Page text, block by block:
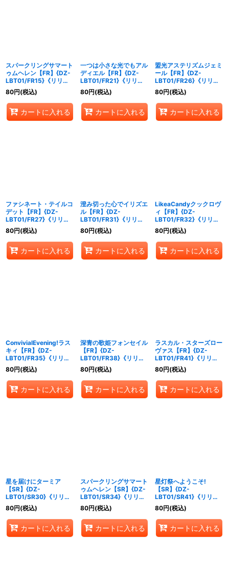
スパークリングサマート
ゥムヘレン【FR】{DZ-
LBT01/FR15}《リリカ
ルモナステリオ》
80円(税込)
カートに入れる
一つは小さな光でもアル
ディエル【FR】{DZ-
LBT01/FR21}《リリカ
ルモナステリオ》
80円(税込)
カートに入れる
盟光アステリズムジェミ
ール【FR】{DZ-
LBT01/FR26}《リリカ
ルモナステリオ》
80円(税込)
カートに入れる
ファシネート・テイルコ
デット【FR】{DZ-
LBT01/FR27}《リリカ
ルモナステリオ》
80円(税込)
カートに入れる
澄み切った心でイリズエ
ル【FR】{DZ-
LBT01/FR31}《リリカ
ルモナステリオ》
80円(税込)
カートに入れる
LikeaCandyクックロヴ
ィ【FR】{DZ-
LBT01/FR32}《リリカ
ルモナステリオ》
80円(税込)
カートに入れる
ConvivialEvening!ラス
キィ【FR】{DZ-
LBT01/FR35}《リリカ
ルモナステリオ》
80円(税込)
カートに入れる
深青の歌姫フォンセイル
【FR】{DZ-
LBT01/FR38}《リリカ
ルモナステリオ》
80円(税込)
カートに入れる
ラスカル・スターズロー
ヴァス【FR】{DZ-
LBT01/FR41}《リリカ
ルモナステリオ》
80円(税込)
カートに入れる
星を届けにターミア
【SR】{DZ-
LBT01/SR30}《リリカ
ルモナステリオ》
80円(税込)
カートに入れる
スパークリングサマート
ゥムヘレン【SR】{DZ-
LBT01/SR34}《リリカ
ルモナステリオ》
80円(税込)
カートに入れる
星灯祭へようこそ!
【SR】{DZ-
LBT01/SR41}《リリカ
ルモナステリオ》
80円(税込)
カートに入れる